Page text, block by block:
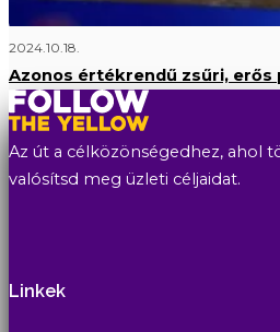
2024.10.18.
Azonos értékrendű zsűri, erős
Az út a célközönségedhez, ahol
valósítsd meg üzleti céljaidat.
Linkek